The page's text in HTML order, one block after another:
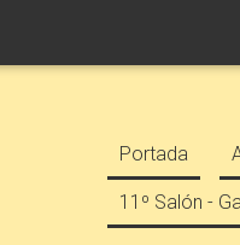
Portada
11º Salón -